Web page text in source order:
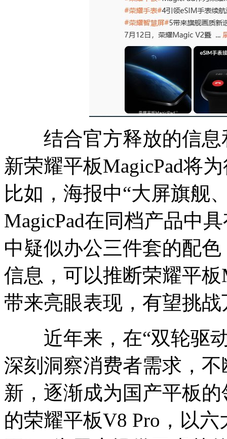
结合官方释放的信息
新荣耀平板MagicPad将
比如，海报中“大屏旗舰
MagicPad在同档产品中
中疑似办公三件套的配
信息，可以推断荣耀平
带来亮眼表现，有望挑
近年来，在“双轮驱动
深刻洞察消费者需求，
新，逐渐成为国产平板
的荣耀平板V8 Pro，以